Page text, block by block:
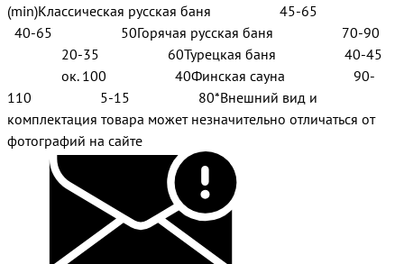
(min)Классическая русская баня 45-65
40-65 50Горячая русская баня 70-90
20-35 60Турецкая баня 40-45
ок. 100 40Финская сауна 90-
110 5-15 80*Внешний вид и
комплектация товара может незначительно отличаться от
фотографий на сайте